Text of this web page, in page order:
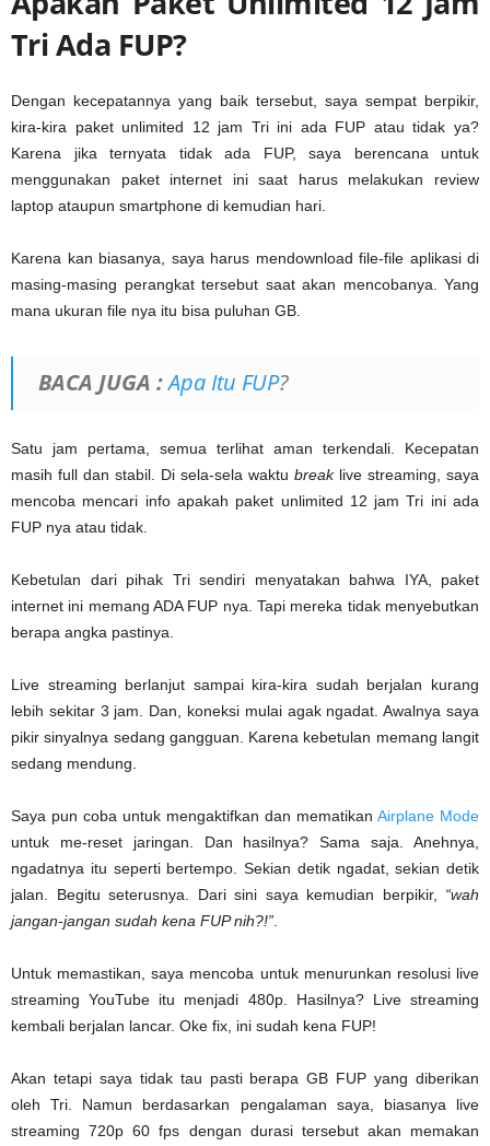
Tri Ada FUP?
Dengan kecepatannya yang baik tersebut, saya sempat berpikir,
kira-kira paket unlimited 12 jam Tri ini ada FUP atau tidak ya?
Karena jika ternyata tidak ada FUP, saya berencana untuk
menggunakan paket internet ini saat harus melakukan review
laptop ataupun smartphone di kemudian hari.
Karena kan biasanya, saya harus mendownload file-file aplikasi di
masing-masing perangkat tersebut saat akan mencobanya. Yang
mana ukuran file nya itu bisa puluhan GB.
BACA JUGA :Apa Itu FUP?
Satu jam pertama, semua terlihat aman terkendali. Kecepatan
masih full dan stabil. Di sela-sela waktu breaklive streaming, saya
mencoba mencari info apakah paket unlimited 12 jam Tri ini ada
FUP nya atau tidak.
Kebetulan dari pihak Tri sendiri menyatakan bahwa IYA, paket
internet ini memang ADA FUP nya. Tapi mereka tidak menyebutkan
berapa angka pastinya.
Live streaming berlanjut sampai kira-kira sudah berjalan kurang
lebih sekitar 3 jam. Dan, koneksi mulai agak ngadat. Awalnya saya
pikir sinyalnya sedang gangguan. Karena kebetulan memang langit
sedang mendung.
Saya pun coba untuk mengaktifkan dan mematikan Airplane Mode
untuk me-reset jaringan. Dan hasilnya? Sama saja. Anehnya,
ngadatnya itu seperti bertempo. Sekian detik ngadat, sekian detik
jalan. Begitu seterusnya. Dari sini saya kemudian berpikir, “wah
jangan-jangan sudah kena FUP nih?!”
Untuk memastikan, saya mencoba untuk menurunkan resolusi live
streaming YouTube itu menjadi 480p. Hasilnya? Live streaming
kembali berjalan lancar. Oke fix, ini sudah kena FUP!
Akan tetapi saya tidak tau pasti berapa GB FUP yang diberikan
oleh Tri. Namun berdasarkan pengalaman saya, biasanya live
streaming 720p 60 fps dengan durasi tersebut akan memakan